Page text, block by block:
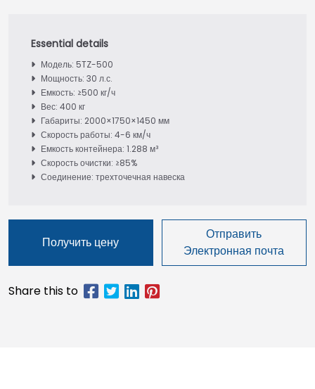
Модель: 5TZ-500
Мощность: 30 л.с.
Емкость: ≥500 кг/ч
Вес: 400 кг
Габариты: 2000×1750×1450 мм
Скорость работы: 4-6 км/ч
Емкость контейнера: 1.288 м³
Скорость очистки: ≥85%
Соединение: трехточечная навеска
Получить цену
Отправить
Электронная почта